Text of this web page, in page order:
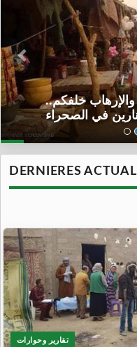
خلفكم..
في الصحراء
DERNIERES
تقارير وحوارات